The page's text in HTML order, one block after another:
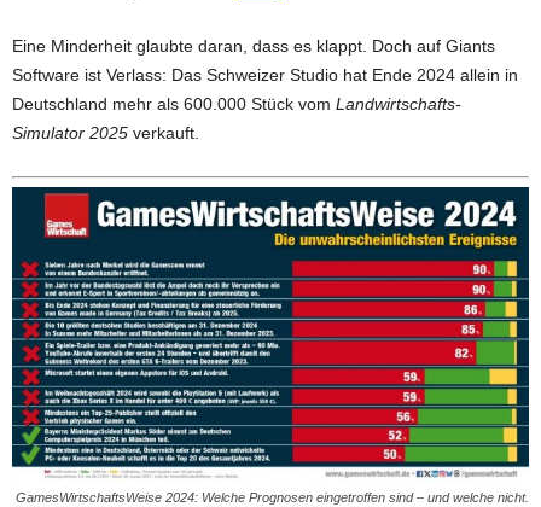
Eine Minderheit glaubte daran, dass es klappt. Doch auf Giants
Software ist Verlass: Das Schweizer Studio hat Ende 2024 allein in
Deutschland mehr als 600.000 Stück vom Landwirtschafts-
Simulator 2025 verkauft.
GamesWirtschaftsWeise 2024: Welche Prognosen eingetroffen sind – und welche nicht.